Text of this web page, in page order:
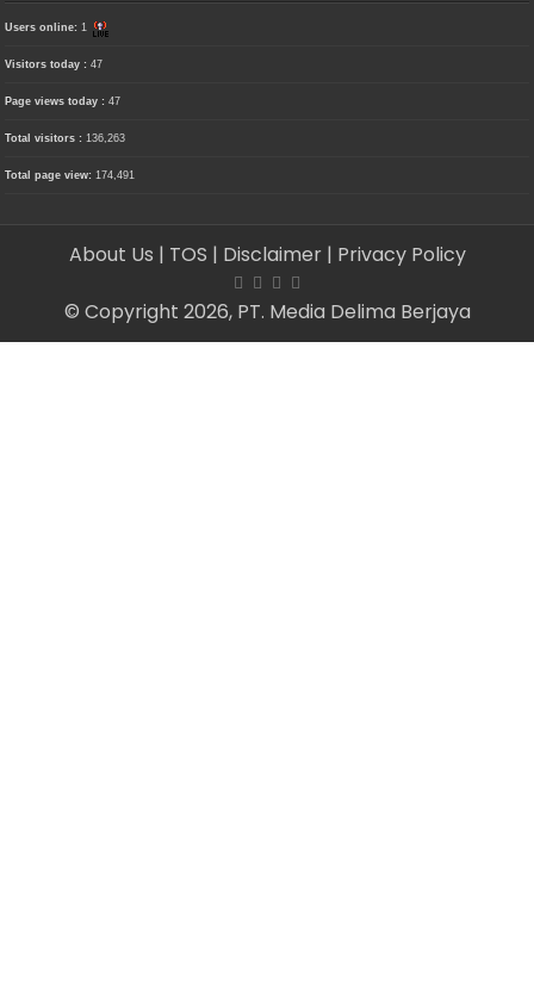
Users online:1
Visitors today :47
Page views today :47
Total visitors :136,263
Total page view:174,491
About Us | TOS | Disclaimer | Privacy Policy
© Copyright 2026, PT. Media Delima Berjaya